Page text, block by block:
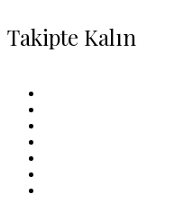
Takipte Kalın